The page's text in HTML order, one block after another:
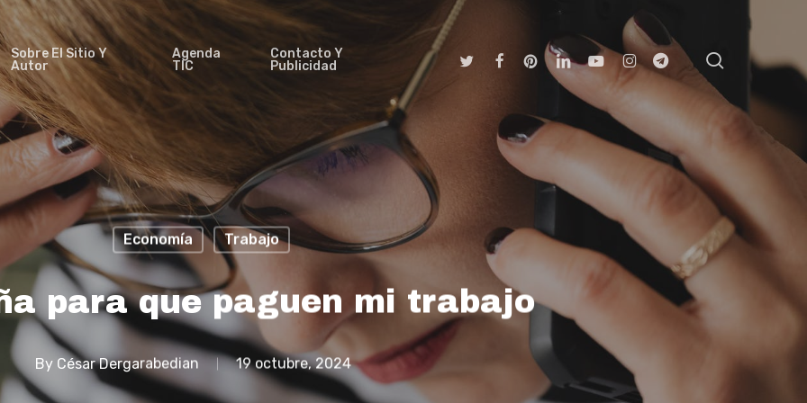
Sobre El Sitio Y
Autor
Agenda
TIC
Contacto Y
Publicidad
TwitterFacebookPinterestLinkedinYoutubeInstagramTelegram search
Economía Trabajo
para que paguen mi trabajo
By César Dergarabedian 19 octubre, 2024